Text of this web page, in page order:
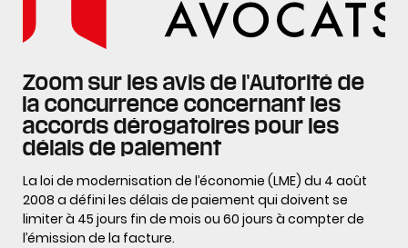
Zoom sur les avis de l'Autorité de
la concurrence concernant les
accords dérogatoires pour les
délais de paiement
La loi de modernisation de l’économie (LME) du 4 août
2008 a défini les délais de paiement qui doivent se
limiter à 45 jours fin de mois ou 60 jours à compter de
l’émission de la facture.